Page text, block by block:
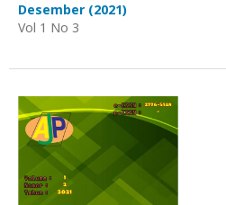
Desember (2021)
Vol 1 No 3